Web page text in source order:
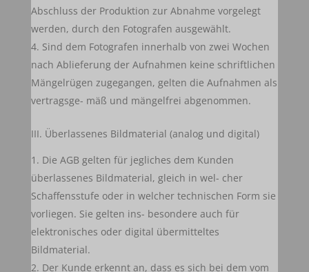
Abschluss der Produktion zur Abnahme vorgelegt
werden, durch den Fotografen ausgewählt.
Sind dem Fotografen innerhalb von zwei Wochen
nach Ablieferung der Aufnahmen keine schriftlichen
Mängelrügen zugegangen, gelten die Aufnahmen als
vertragsge- mäß und mängelfrei abgenommen.
III. Überlassenes Bildmaterial (analog und digital)
Die AGB gelten für jegliches dem Kunden
überlassenes Bildmaterial, gleich in wel- cher
Schaffensstufe oder in welcher technischen Form sie
vorliegen. Sie gelten ins- besondere auch für
elektronisches oder digital übermitteltes
Bildmaterial.
Der Kunde erkennt an, dass es sich bei dem vom